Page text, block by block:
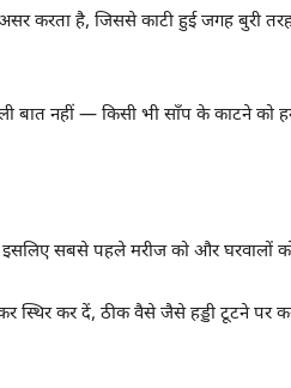
करता है, जिससे काटी हुई जगह बुरी
बात नहीं — किसी भी साँप के काटने को
सबसे पहले मरीज को और घरवालों
स्थिर कर दें, ठीक वैसे जैसे हड्डी टूटने